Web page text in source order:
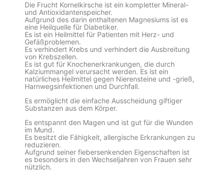
Die Frucht Kornelkirsche ist ein kompletter Mineral-
und Antioxidantenspeicher.
Aufgrund des darin enthaltenen Magnesiums ist es
eine Heilquelle für Diabetiker.
Es ist ein Heilmittel für Patienten mit Herz- und
Gefäßproblemen.
Es verhindert Krebs und verhindert die Ausbreitung
von Krebszellen.
Es ist gut für Knochenerkrankungen, die durch
Kalziummangel verursacht werden. Es ist ein
natürliches Heilmittel gegen Nierensteine und -grieß,
Harnwegsinfektionen und Durchfall.
Es ermöglicht die einfache Ausscheidung giftiger
Substanzen aus dem Körper.
Es entspannt den Magen und ist gut für die Wunden
im Mund.
Es besitzt die Fähigkeit, allergische Erkrankungen zu
reduzieren.
Aufgrund seiner fiebersenkenden Eigenschaften ist
es besonders in den Wechseljahren von Frauen sehr
nützlich.